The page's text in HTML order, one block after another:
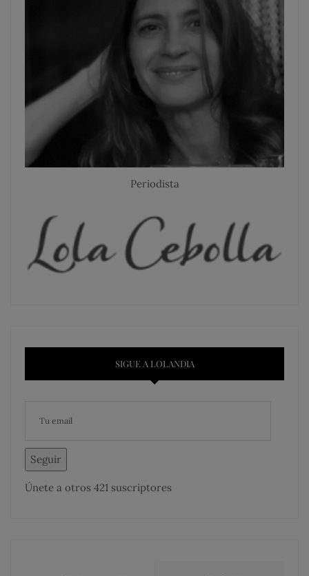
Periodista
SIGUE A LOLANDIA
Seguir
Únete a otros 421 suscriptores